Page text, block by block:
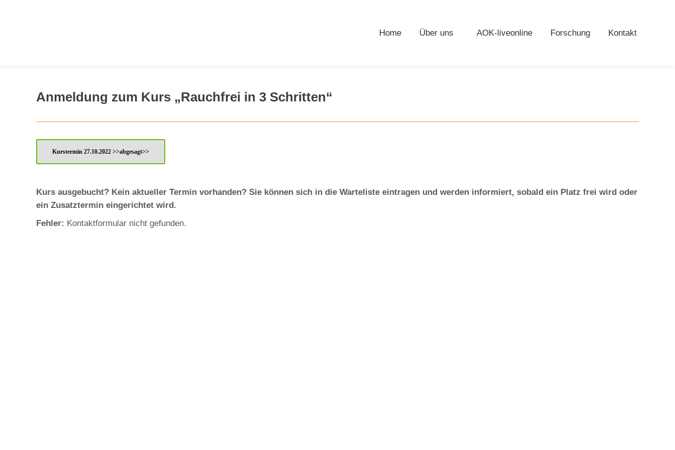
Home Über uns AOK-liveonline Forschung Kontakt
Anmeldung zum Kurs „Rauchfrei in 3 Schritten“
Kurstermin 27.10.2022 >>abgesagt>>
Kurs ausgebucht? Kein aktueller Termin vorhanden? Sie können sich in die Warteliste eintragen und werden informiert, sobald ein Platz frei wird oder
ein Zusatztermin eingerichtet wird.
Fehler: Kontaktformular nicht gefunden.